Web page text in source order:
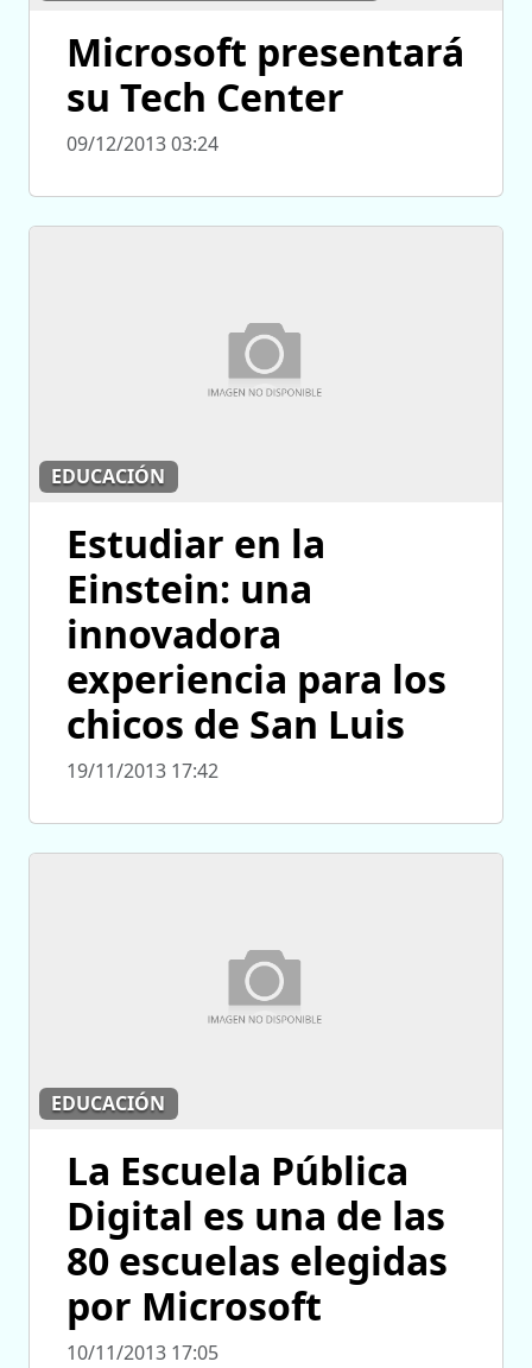
Microsoft presentará
su Tech Center
09/12/2013 03:24
EDUCACIÓN
Estudiar en la
Einstein: una
innovadora
experiencia para los
chicos de San Luis
19/11/2013 17:42
EDUCACIÓN
La Escuela Pública
Digital es una de las
80 escuelas elegidas
por Microsoft
10/11/2013 17:05